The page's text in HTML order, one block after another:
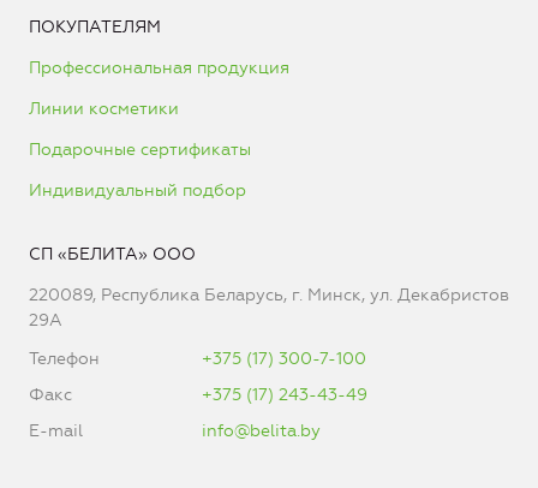
ПОКУПАТЕЛЯМ
Профессиональная продукция
Линии косметики
Подарочные сертификаты
Индивидуальный подбор
СП «БЕЛИТА» ООО
220089, Республика Беларусь, г. Минск, ул. Декабристов
29А
Телефон
+375 (17) 300-7-100
Факс
+375 (17) 243-43-49
E-mail
info@belita.by